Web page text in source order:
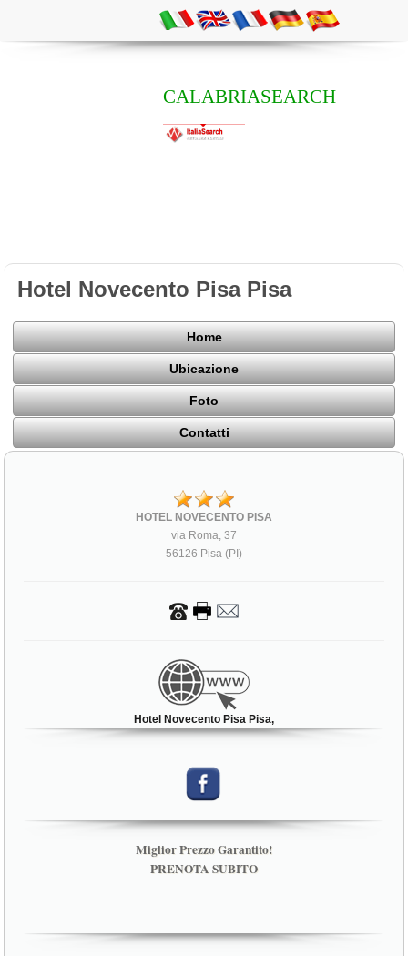
CALABRIASEARCH
Hotel Novecento Pisa Pisa
Home
Ubicazione
Foto
Contatti
HOTEL NOVECENTO PISA
via Roma, 37
56126 Pisa (PI)
Hotel Novecento Pisa Pisa,
Miglior Prezzo Garantito!
PRENOTA SUBITO